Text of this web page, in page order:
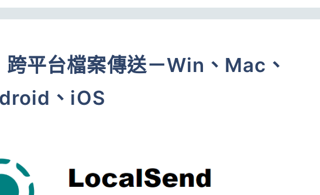
平台檔案傳送－Win、Mac、
、iOS